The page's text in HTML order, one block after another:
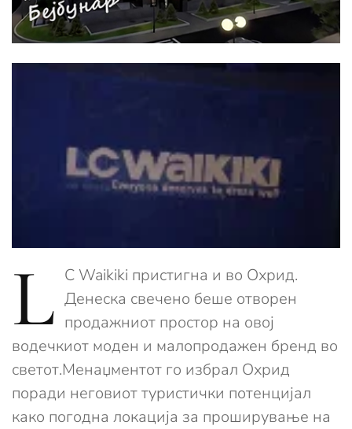
L C Waikiki пристигна и во Охрид.
Денеска свечено беше отворен
продажниот простор на овој
водечкиот моден и малопродажен бренд во
светот.Менаџментот го избрал Охрид
поради неговиот туристички потенцијал
како погодна локација за проширување на